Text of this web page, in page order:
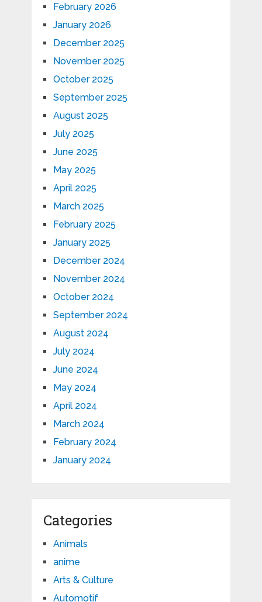
February 2026
January 2026
December 2025
November 2025
October 2025
September 2025
August 2025
July 2025
June 2025
May 2025
April 2025
March 2025
February 2025
January 2025
December 2024
November 2024
October 2024
September 2024
August 2024
July 2024
June 2024
May 2024
April 2024
March 2024
February 2024
January 2024
Categories
Animals
anime
Arts & Culture
Automotif